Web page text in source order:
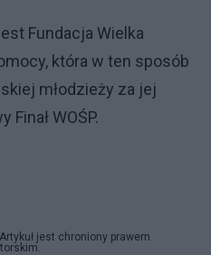
Fundacja Wielka
która w ten sposób
młodzieży za jej
WOŚP.
jest chroniony prawem